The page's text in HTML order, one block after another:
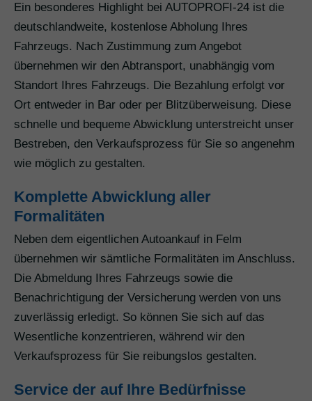
Ein besonderes Highlight bei AUTOPROFI-24 ist die
deutschlandweite, kostenlose Abholung Ihres
Fahrzeugs. Nach Zustimmung zum Angebot
übernehmen wir den Abtransport, unabhängig vom
Standort Ihres Fahrzeugs. Die Bezahlung erfolgt vor
Ort entweder in Bar oder per Blitzüberweisung. Diese
schnelle und bequeme Abwicklung unterstreicht unser
Bestreben, den Verkaufsprozess für Sie so angenehm
wie möglich zu gestalten.
Komplette Abwicklung aller
Formalitäten
Neben dem eigentlichen Autoankauf in Felm
übernehmen wir sämtliche Formalitäten im Anschluss.
Die Abmeldung Ihres Fahrzeugs sowie die
Benachrichtigung der Versicherung werden von uns
zuverlässig erledigt. So können Sie sich auf das
Wesentliche konzentrieren, während wir den
Verkaufsprozess für Sie reibungslos gestalten.
Service der auf Ihre Bedürfnisse